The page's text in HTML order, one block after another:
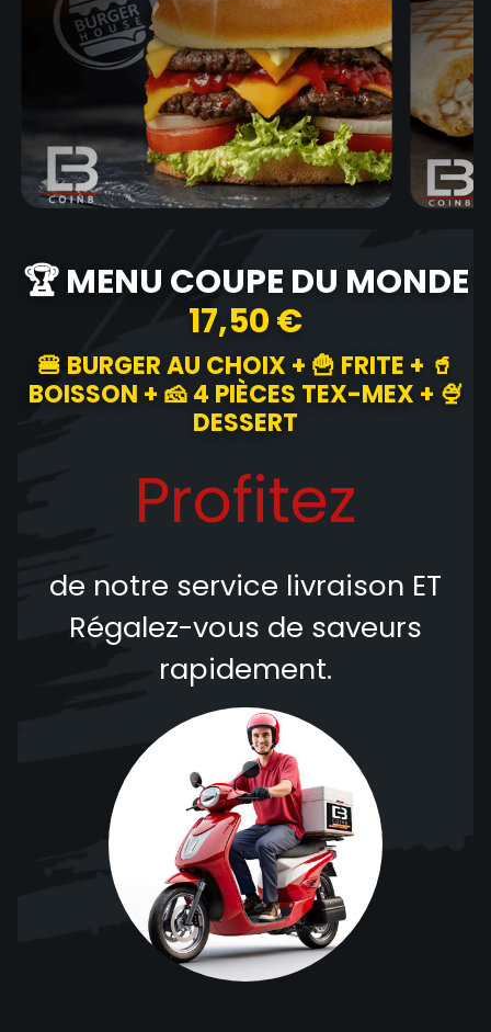
🏆 MENU COUPE DU MONDE
17,50 €
🍔 BURGER AU CHOIX + 🍟 FRITE + 🥤
BOISSON + 🧀 4 PIÈCES TEX-MEX + 🍨
DESSERT
Profitez
de notre service livraison ET
Régalez-vous de saveurs
rapidement.